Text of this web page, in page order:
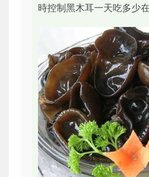
時控制黑木耳一天吃多少